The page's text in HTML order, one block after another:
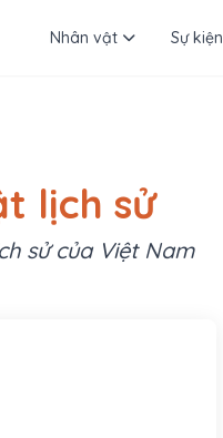
Nhân vật Sự kiện
lịch sử
sử của Việt Nam